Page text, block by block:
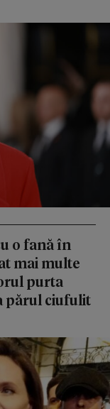
o fană în
mai multe
purta
părul ciufulit